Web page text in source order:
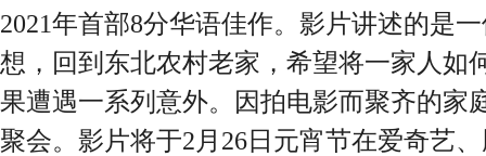
2021年首部8分华语佳作。影片讲述的是
想，回到东北农村老家，希望将一家人如
果遭遇一系列意外。因拍电影而聚齐的家
聚会。影片将于2月26日元宵节在爱奇艺